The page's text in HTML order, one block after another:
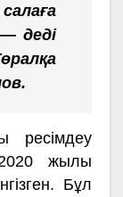
деді
ресімдеу
жылы
Бұл